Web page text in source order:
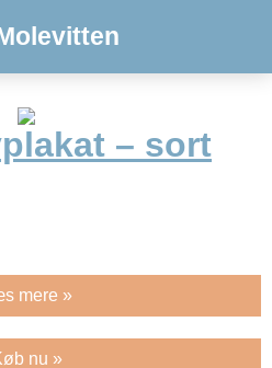
– sort
mere »
nu »